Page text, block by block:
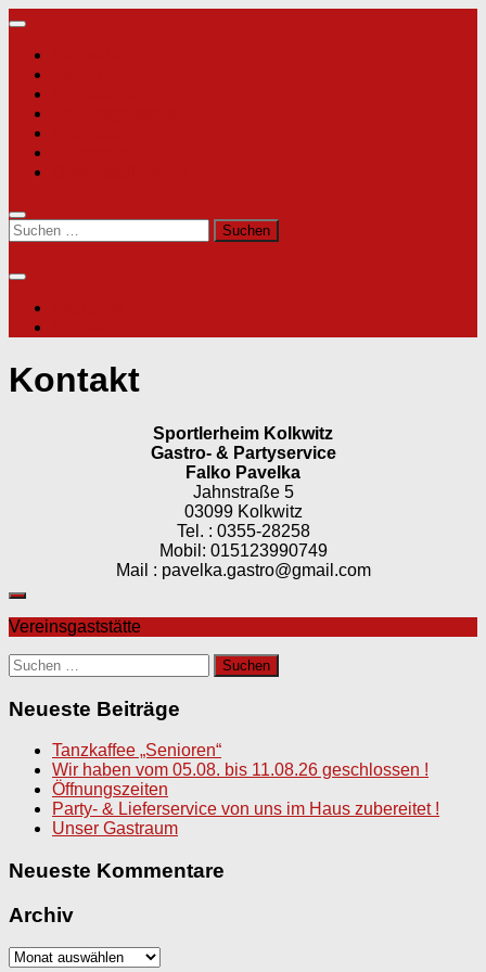
Zum
springen
Suchen
nach:
Kontakt
Sportlerheim Kolkwitz
Gastro- & Partyservice
Falko Pavelka
Jahnstraße 5
03099 Kolkwitz
Tel. : 0355-28258
Mobil: 015123990749
Mail : pavelka.gastro@gmail.com
Vereinsgaststätte
Suchen
nach:
Neueste Beiträge
Tanzkaffee „Senioren“
Wir haben vom 05.08. bis 11.08.26 geschlossen !
Öffnungszeiten
Party- & Lieferservice von uns im Haus zubereitet !
Unser Gastraum
Neueste Kommentare
Archiv
Archiv